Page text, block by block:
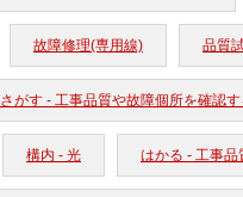
故障修理(専用線) 品質
さがす - 工事品質や故障個所を確認す
構内 - 光 はかる - 工事品